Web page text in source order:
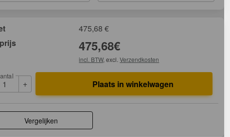
475,68 €
475,68€
incl. BTW, excl.Verzendkosten
+ Plaats in winkelwagen
Vergelijken